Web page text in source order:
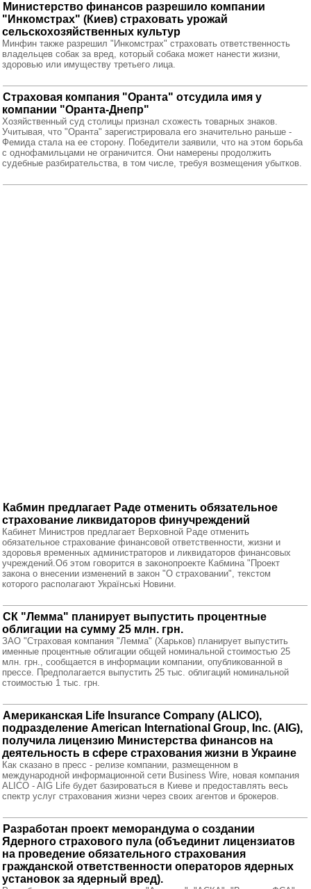
Министерство финансов разрешило компании
"Инкомстрах" (Киев) страховать урожай
сельскохозяйственных культур
Минфин также разрешил "Инкомстрах" страховать ответственность
владельцев собак за вред, который собака может нанести жизни,
здоровью или имуществу третьего лица.
Страховая компания "Оранта" отсудила имя у
компании "Оранта-Днепр"
Хозяйственный суд столицы признал схожесть товарных знаков.
Учитывая, что "Оранта" зарегистрировала его значительно раньше -
Фемида стала на ее сторону. Победители заявили, что на этом борьба
с однофамильцами не ограничится. Они намерены продолжить
судебные разбирательства, в том числе, требуя возмещения убытков.
Кабмин предлагает Раде отменить обязательное
страхование ликвидаторов финучреждений
Кабинет Министров предлагает Верховной Раде отменить
обязательное страхование финансовой ответственности, жизни и
здоровья временных администраторов и ликвидаторов финансовых
учреждений.Об этом говорится в законопроекте Кабмина "Проект
закона о внесении изменений в закон "О страховании", текстом
которого располагают Українські Новини.
СК "Лемма" планирует выпустить процентные
облигации на сумму 25 млн. грн.
ЗАО "Страховая компания "Лемма" (Харьков) планирует выпустить
именные процентные облигации общей номинальной стоимостью 25
млн. грн., сообщается в информации компании, опубликованной в
прессе. Предполагается выпустить 25 тыс. облигаций номинальной
стоимостью 1 тыс. грн.
Американская Life Insurance Company (ALICO),
подразделение American International Group, Inc. (AIG),
получила лицензию Министерства финансов на
деятельность в сфере страхования жизни в Украине
Как сказано в пресс - релизе компании, размещенном в
международной информационной сети Business Wire, новая компания
ALICO - AIG Life будет базироваться в Киеве и предоставлять весь
спектр услуг страхования жизни через своих агентов и брокеров.
Разработан проект меморандума о создании
Ядерного страхового пула (объединит лицензиатов
на проведение обязательного страхования
гражданской ответственности операторов ядерных
установок за ядерный вред).